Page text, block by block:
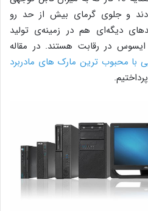
و جلوی گرمای بیش از حد رو
دیگه‌ای هم در زمینه‌ی تولید
ایسوس در رقابت هستند. در مقاله
با محبوب ترین مارک های مادربرد